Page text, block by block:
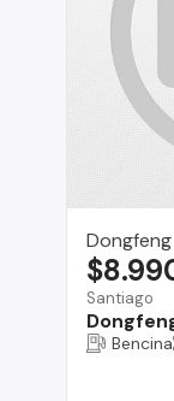
Dongfeng
Santiago
Bencina